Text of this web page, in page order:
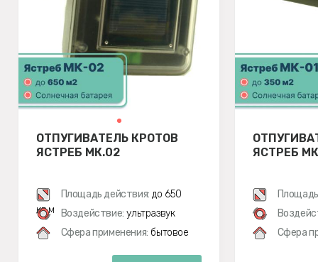
ОТПУГИВАТЕЛЬ КРОТОВ
ЯСТРЕБ МК.02
Площадь действия: до 650
кв.м
Воздействие: ультразвук
Сфера применения: бытовое
ЯСТРЕБ
Сфера